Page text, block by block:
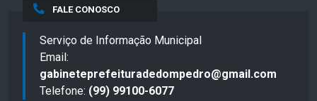
FALE CONOSCO
Serviço de Informação Municipal
Email:
gabineteprefeituradedompedro@gmail.com
Telefone: (99) 99100-6077